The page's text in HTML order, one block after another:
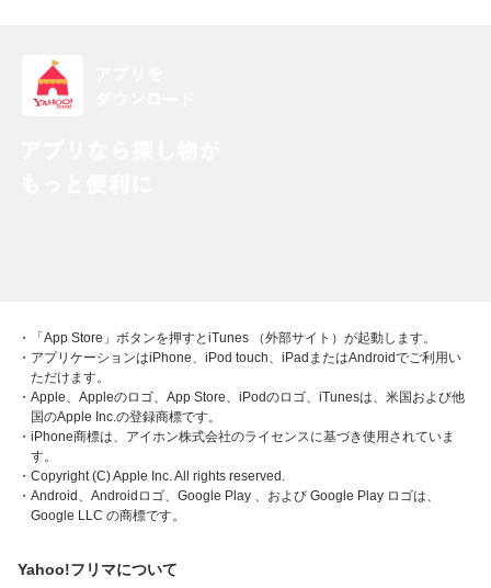
・「App Store」ボタンを押すとiTunes （外部サイト）が起動します。
・アプリケーションはiPhone、iPod touch、iPadまたはAndroidでご利用い
ただけます。
・Apple、Appleのロゴ、App Store、iPodのロゴ、iTunesは、米国および他
国のApple Inc.の登録商標です。
・iPhone商標は、アイホン株式会社のライセンスに基づき使用されていま
す。
・Copyright (C) Apple Inc. All rights reserved.
・Android、Androidロゴ、Google Play 、および Google Play ロゴは、
Google LLC の商標です。
Yahoo!フリマについて